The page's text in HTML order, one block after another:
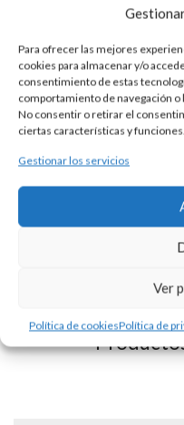
Para ofrecer las mejores
cookies para almacenar y/o
consentimiento de estas
comportamiento de navegación
No consentir o retirar el
ciertas características y funciones.
Gestionar los servicios
Ver
Política de cookiesPolítica de
DESCRIPCIÓN
Pulsera realizada con
montada con silicona.